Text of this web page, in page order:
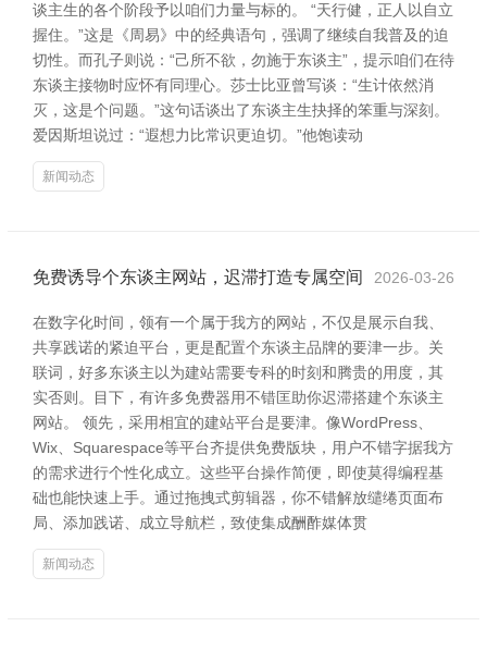
谈主生的各个阶段予以咱们力量与标的。 “天行健，正人以自立
握住。”这是《周易》中的经典语句，强调了继续自我普及的迫
切性。而孔子则说：“己所不欲，勿施于东谈主”，提示咱们在待
东谈主接物时应怀有同理心。莎士比亚曾写谈：“生计依然消
灭，这是个问题。”这句话谈出了东谈主生抉择的笨重与深刻。
爱因斯坦说过：“遐想力比常识更迫切。”他饱读动
新闻动态
免费诱导个东谈主网站，迟滞打造专属空间 2026-03-26
在数字化时间，领有一个属于我方的网站，不仅是展示自我、
共享践诺的紧迫平台，更是配置个东谈主品牌的要津一步。关
联词，好多东谈主以为建站需要专科的时刻和腾贵的用度，其
实否则。目下，有许多免费器用不错匡助你迟滞搭建个东谈主
网站。 领先，采用相宜的建站平台是要津。像WordPress、
Wix、Squarespace等平台齐提供免费版块，用户不错字据我方
的需求进行个性化成立。这些平台操作简便，即使莫得编程基
础也能快速上手。通过拖拽式剪辑器，你不错解放缱绻页面布
局、添加践诺、成立导航栏，致使集成酬酢媒体贯
新闻动态